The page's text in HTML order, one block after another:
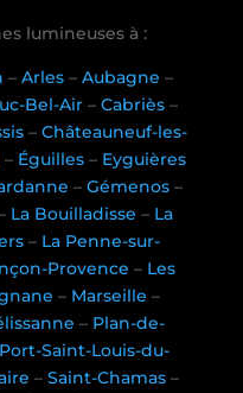
lumineuses à :
–Arles –Aubagne –
Bel-Air –Cabriès –
– Châteauneuf-les-
– Éguilles – Eyguières
– Gémenos–
La Bouilladisse – La
– La Penne-sur-
Provence – Les
– Marseille –
– Plan-de-
Port-Saint-Louis-du-
–Saint-Chamas –